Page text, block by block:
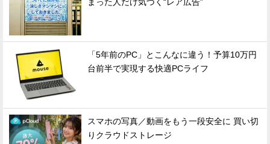
まった人だけ気づく“レア広告”
「5年前のPC」とこんなに違う！予算10万円
台前半で実現する快適PCライフ
スマホの写真／動画をもう一段安全に 買い切
りクラウドストレージ